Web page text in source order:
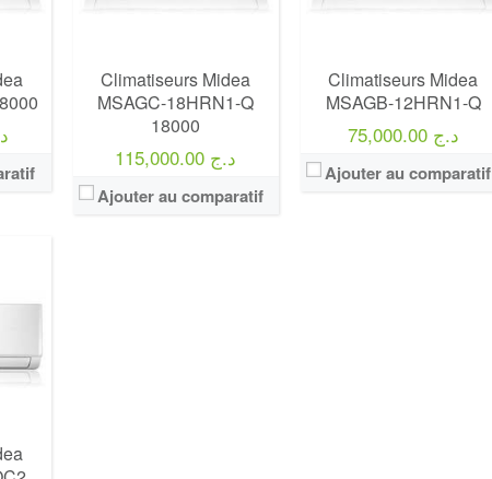
Climatiseurs Midea
MSAGC-18HRN1-Q
18000
115,000.00 د.ج
Ajouter au comparatif
Climatiseurs Midea
MSAGB-12HRN1-Q
75,000.00 د.ج
Ajouter au comparatif